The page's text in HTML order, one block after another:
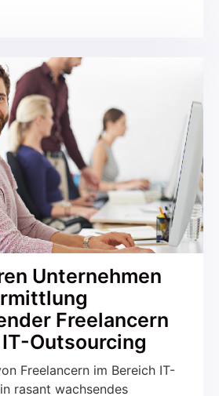
zu Nachfragen von
Finanzämtern,
Bußgeldern. Ein klar
mit festen Rollen, einem
und definierten
Aufwand und
Rollen […]
Unternehmen
Freelancern
Outsourcing
Freelancern im Bereich IT-
rasant wachsendes